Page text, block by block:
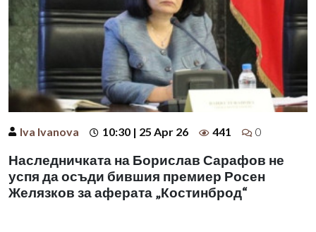
Iva Ivanova 10:30 | 25 Apr 26 441 0
Наследничката на Борислав Сарафов не
успя да осъди бившия премиер Росен
Желязков за аферата „Костинброд“